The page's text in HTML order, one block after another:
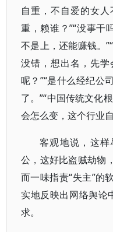
自重，不自爱的女人
重，赖谁？”“没事干
不是上，还能赚钱。
没错，想出名，先学
呢？”“是什么经纪公
了。”“中国传统文化
会怎么变，这个行业
客观地说，这样
公，这好比盗贼劫物
而一味指责“失主”的
实地反映出网络舆论
求。